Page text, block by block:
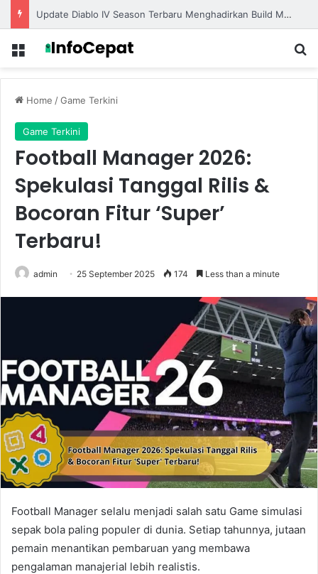
Update Diablo IV Season Terbaru Menghadirkan Build Meta Kuat untuk Dominasi Pertarungan
Menu
Home /Game Terkini
Game Terkini
Football Manager 2026:
Spekulasi Tanggal Rilis &
Bocoran Fitur ‘Super’
Terbaru!
admin 25 September 2025 174 Less than a minute
Football Manager selalu menjadi salah satu Game simulasi
sepak bola paling populer di dunia. Setiap tahunnya, jutaan
pemain menantikan pembaruan yang membawa
pengalaman manajerial lebih realistis.